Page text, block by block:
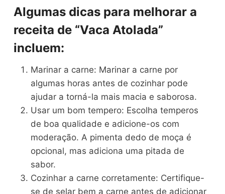
Algumas dicas para melhorar a
receita de “Vaca Atolada”
incluem:
Marinar a carne: Marinar a carne por
algumas horas antes de cozinhar pode
ajudar a torná-la mais macia e saborosa.
Usar um bom tempero: Escolha temperos
de boa qualidade e adicione-os com
moderação. A pimenta dedo de moça é
opcional, mas adiciona uma pitada de
sabor.
Cozinhar a carne corretamente: Certifique-
se de selar bem a carne antes de adicionar